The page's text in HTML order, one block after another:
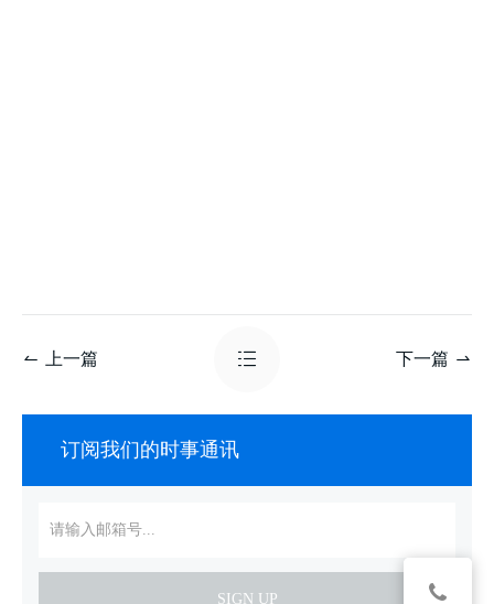
上一篇 下一篇
订阅我们的时事通讯
SIGN UP